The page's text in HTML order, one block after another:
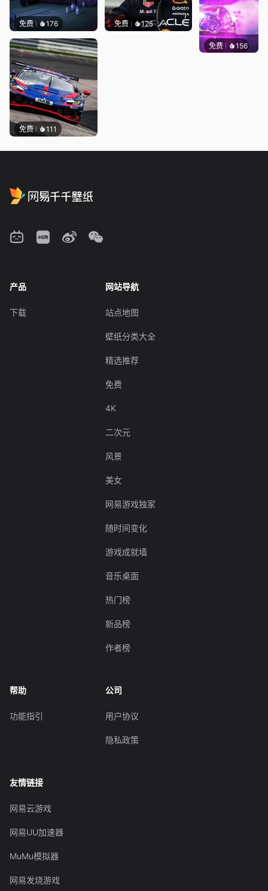
免费 176 免费 125
免费 111
免费 156Waffle
产品
下载
网站导航
站点地图
壁纸分类大全
精选推荐
免费
4K
二次元
风景
美女
网易游戏独家
随时间变化
游戏成就墙
音乐桌面
热门榜
新品榜
作者榜
帮助
功能指引
公司
用户协议
隐私政策
友情链接
网易云游戏
网易UU加速器
MuMu模拟器
网易发烧游戏